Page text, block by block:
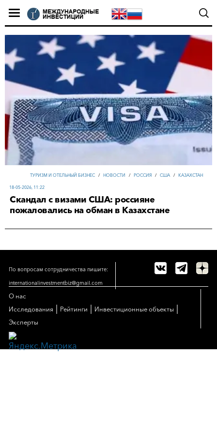
ТУРИЗМ И ОТЕЛЬНЫЙ БИЗНЕС / НОВОСТИ / РОССИЯ / США / КАЗАХСТАН
18-05-2026, 11:22
Скандал с визами США: россияне
пожаловались на обман в Казахстане
По вопросам сотрудничества пишите:
internationalinvestmentbiz@gmail.com
О нас
Исследования
Рейтинги Инвестиционные объекты
Эксперты